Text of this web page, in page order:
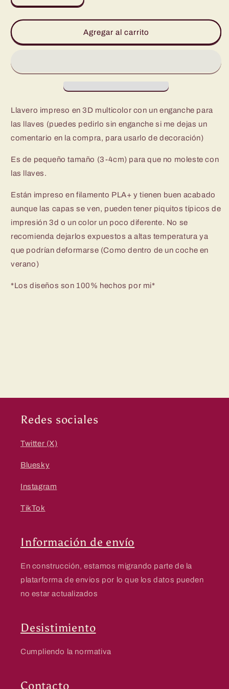
cantidad
para
3D
Carita
cantidad
para
Llavero
3D
Carita
Agregar al carrito
Llavero impreso en 3D multicolor con un enganche para
las llaves (puedes pedirlo sin enganche si me dejas un
comentario en la compra, para usarlo de decoración)
Es de pequeño tamaño (3-4cm) para que no moleste con
las llaves.
Están impreso en filamento PLA+ y tienen buen acabado
aunque las capas se ven, pueden tener piquitos típicos de
impresión 3d o un color un poco diferente. No se
recomienda dejarlos expuestos a altas temperatura ya
que podrían deformarse (Como dentro de un coche en
verano)
*Los diseños son 100% hechos por mi*
Redes sociales
Twitter (X)
Bluesky
Instagram
TikTok
Información de envío
En construcción, estamos migrando parte de la
platarforma de envios por lo que los datos pueden
no estar actualizados
Desistimiento
Cumpliendo la normativa
Contacto